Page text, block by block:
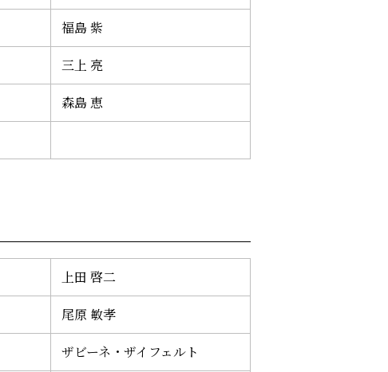
福島 紫
三上 亮
森島 恵
上田 啓二
尾原 敏孝
ザビーネ・ザイフェルト